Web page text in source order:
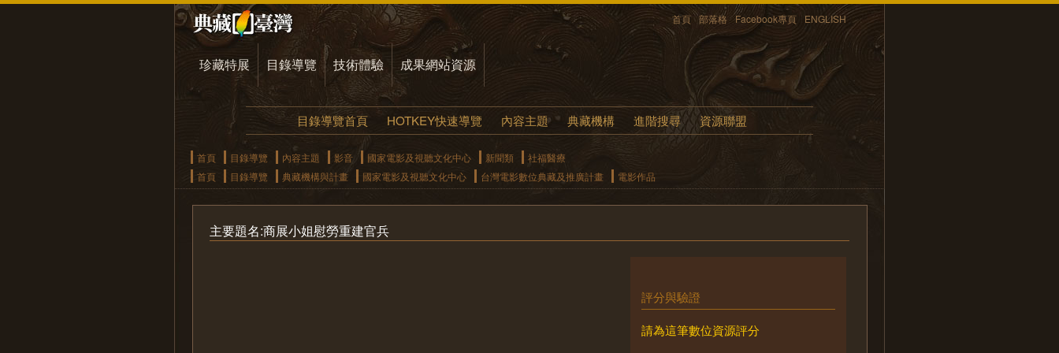
首頁 部落格 Facebook專頁 ENGLISH
珍藏特展 目錄導覽 技術體驗 成果網站資源
目錄導覽首頁 HOTKEY快速導覽 內容主題 典藏機構 進階搜尋 資源聯盟
首頁 目錄導覽 內容主題 影音 國家電影及視聽文化中心 新聞類
社福醫療
首頁
目錄導覽 典藏機構與計畫 國家電影及視聽文化中心 台灣電影數位典藏及推廣計畫 電影作品
主要題名:商展小姐慰勞重建官兵
評分與驗證
請為這筆數位資源評分